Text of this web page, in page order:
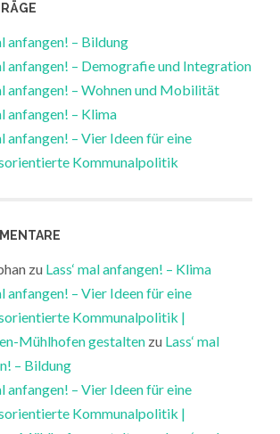
anfangen! – Bildung
anfangen! – Demografie und Integration
anfangen! – Wohnen und Mobilität
anfangen! – Klima
anfangen! – Vier Ideen für eine
Kommunalpolitik
zu Lass‘ mal anfangen! – Klima
anfangen! – Vier Ideen für eine
Kommunalpolitik |
Mühlhofen gestalten zu Lass‘ mal
– Bildung
anfangen! – Vier Ideen für eine
Kommunalpolitik |